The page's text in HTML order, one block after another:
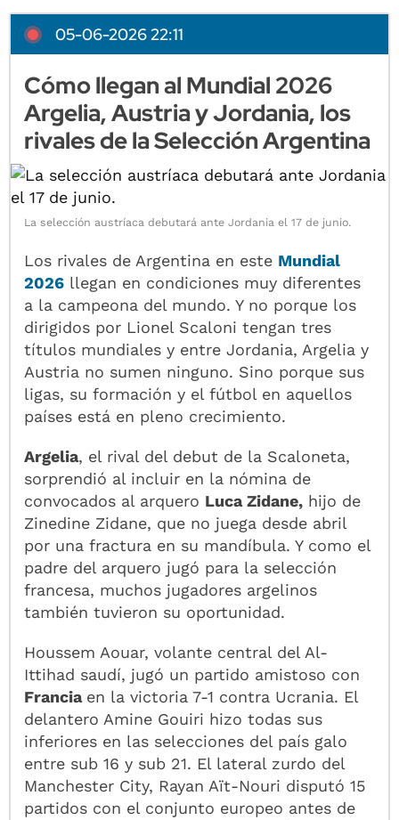
05-06-2026 22:11
Cómo llegan al Mundial 2026
Argelia, Austria y Jordania, los
rivales de la Selección Argentina
La selección austríaca debutará ante Jordania el 17 de junio.
Los rivales de Argentina en este Mundial
2026 llegan en condiciones muy diferentes
a la campeona del mundo. Y no porque los
dirigidos por Lionel Scaloni tengan tres
títulos mundiales y entre Jordania, Argelia y
Austria no sumen ninguno. Sino porque sus
ligas, su formación y el fútbol en aquellos
países está en pleno crecimiento.
Argelia, el rival del debut de la Scaloneta,
sorprendió al incluir en la nómina de
convocados al arquero Luca Zidane, hijo de
Zinedine Zidane, que no juega desde abril
por una fractura en su mandíbula. Y como el
padre del arquero jugó para la selección
francesa, muchos jugadores argelinos
también tuvieron su oportunidad.
Houssem Aouar, volante central del Al-
Ittihad saudí, jugó un partido amistoso con
Francia en la victoria 7-1 contra Ucrania. El
delantero Amine Gouiri hizo todas sus
inferiores en las selecciones del país galo
entre sub 16 y sub 21. El lateral zurdo del
Manchester City, Rayan Aït-Nouri disputó 15
partidos con el conjunto europeo antes de